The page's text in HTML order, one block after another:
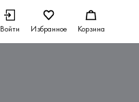
Войти Избранное Корзина